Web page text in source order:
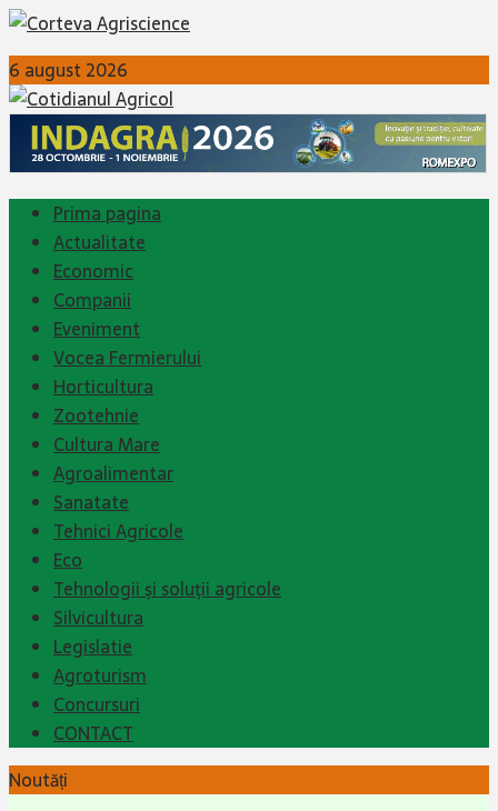
6 august 2026
Prima pagina
Actualitate
Economic
Companii
Eveniment
Vocea Fermierului
Horticultura
Zootehnie
Cultura Mare
Agroalimentar
Sanatate
Tehnici Agricole
Eco
Tehnologii şi soluţii agricole
Silvicultura
Legislatie
Agroturism
Concursuri
CONTACT
Noutăți